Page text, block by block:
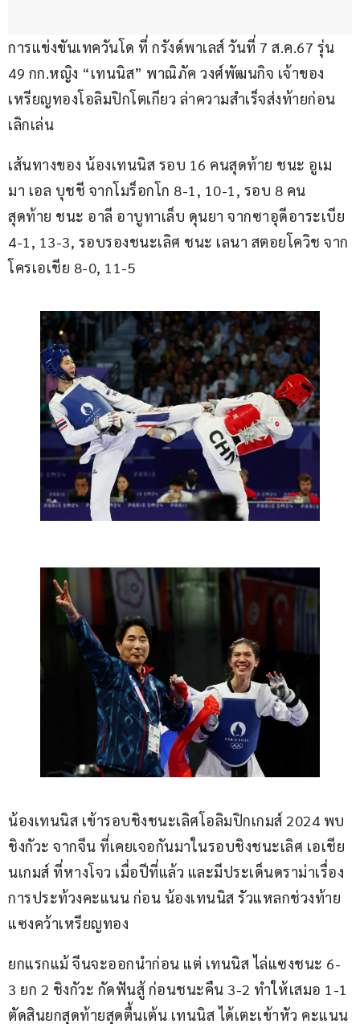
การแข่งขันเทควันโด ที่ กรังด์พาเลส์ วันที่ 7 ส.ค.67 รุ่น
49 กก.หญิง “เทนนิส” พาณิภัค วงศ์พัฒนกิจ เจ้าของ
เหรียญทองโอลิมปิกโตเกียว ล่าความสำเร็จส่งท้ายก่อน
เลิกเล่น
เส้นทางของ น้องเทนนิส รอบ 16 คนสุดท้าย ชนะ อูเม
มา เอล บุชชี จากโมร็อกโก 8-1, 10-1, รอบ 8 คน
สุดท้าย ชนะ อาลี อาบูทาเล็บ ดุนยา จากซาอุดีอาระเบีย
4-1, 13-3, รอบรองชนะเลิศ ชนะ เลนา สตอยโควิช จาก
โครเอเชีย 8-0, 11-5
น้องเทนนิส เข้ารอบชิงชนะเลิศโอลิมปิกเกมส์ 2024 พบ
ชิงกัวะ จากจีน ที่เคยเจอกันมาในรอบชิงชนะเลิศ เอเชีย
นเกมส์ ที่หางโจว เมื่อปีที่แล้ว และมีประเด็นดราม่าเรื่อง
การประท้วงคะแนน ก่อน น้องเทนนิส รัวแหลกช่วงท้าย
แซงคว้าเหรียญทอง
ยกแรกแม้ จีนจะออกนำก่อน แต่ เทนนิส ไล่แซงชนะ 6-
3 ยก 2 ชิงกัวะ กัดฟันสู้ ก่อนชนะคืน 3-2 ทำให้เสมอ 1-1
ตัดสินยกสุดท้ายสุดตื้นเต้น เทนนิส ได้เตะเข้าหัว คะแนน